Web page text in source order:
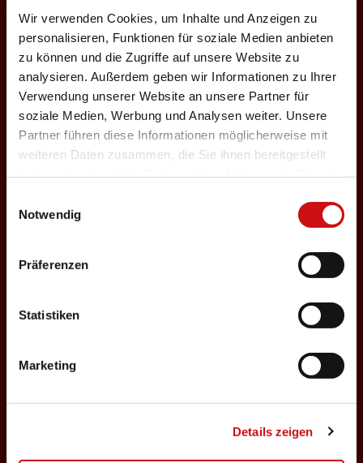
Wir verwenden Cookies, um Inhalte und Anzeigen zu
personalisieren, Funktionen für soziale Medien anbieten
zu können und die Zugriffe auf unsere Website zu
analysieren. Außerdem geben wir Informationen zu Ihrer
Verwendung unserer Website an unsere Partner für
soziale Medien, Werbung und Analysen weiter. Unsere
Partner führen diese Informationen möglicherweise mit
weiteren Daten zusammen, die Sie ihnen bereitgestellt
Notwendig
Präferenzen
Statistiken
Marketing
Details zeigen
e
w
t
n
e
e
i
t
t